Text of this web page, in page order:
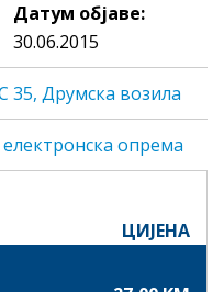
Датум објаве:
30.06.2015
35, Друмска возила
eлeктрoнскa oпрeмa
ЦИЈЕНА